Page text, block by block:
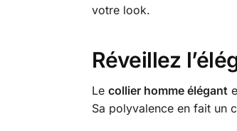
votre look.
Réveillez
Le collier homme élégant
Sa polyvalence en fait un